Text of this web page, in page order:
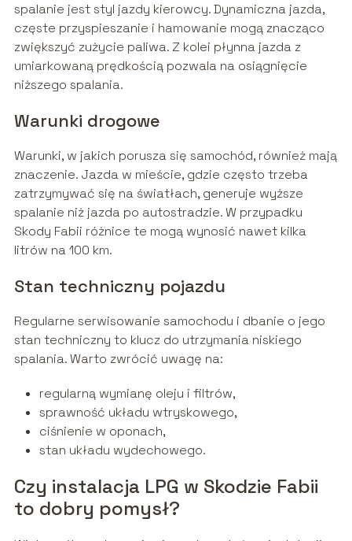
spalanie jest styl jazdy kierowcy. Dynamiczna jazda,
częste przyspieszanie i hamowanie mogą znacząco
zwiększyć zużycie paliwa. Z kolei płynna jazda z
umiarkowaną prędkością pozwala na osiągnięcie
niższego spalania.
Warunki drogowe
Warunki, w jakich porusza się samochód, również mają
znaczenie. Jazda w mieście, gdzie często trzeba
zatrzymywać się na światłach, generuje wyższe
spalanie niż jazda po autostradzie. W przypadku
Skody Fabii różnice te mogą wynosić nawet kilka
litrów na 100 km.
Stan techniczny pojazdu
Regularne serwisowanie samochodu i dbanie o jego
stan techniczny to klucz do utrzymania niskiego
spalania. Warto zwrócić uwagę na:
regularną wymianę oleju i filtrów,
sprawność układu wtryskowego,
ciśnienie w oponach,
stan układu wydechowego.
Czy instalacja LPG w Skodzie Fabii
to dobry pomysł?